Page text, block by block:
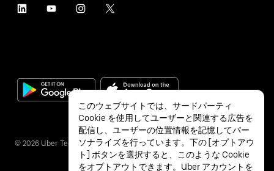
© 2026 Uber Technologies Inc.
このウェブサイトでは、サードパーティ
Cookie を使用してユーザーと関連する広告を
配信し、ユーザーの位置情報を記憶してパー
ソナライズを行っています。下の [オプトアウ
ト] ボタンを選択すると、このような Cookie
をオプトアウトできます。Uber アカウントを